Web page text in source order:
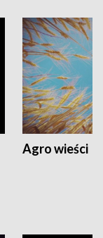
Agro wieści